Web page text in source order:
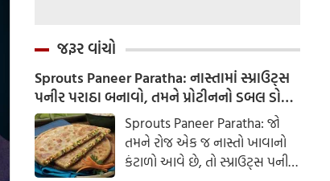
જરૂર વાંચો
Sprouts Paneer Paratha: નાસ્તામાં સ્પ્રાઉટ્સ
પનીર પરાઠા બનાવો, તમને પ્રોટીનનો ડબલ ડોઝ
મળશે
Sprouts Paneer Paratha: જો
તમને રોજ એક જ નાસ્તો ખાવાનો
કંટાળો આવે છે, તો સ્પ્રાઉટ્સ પનીર